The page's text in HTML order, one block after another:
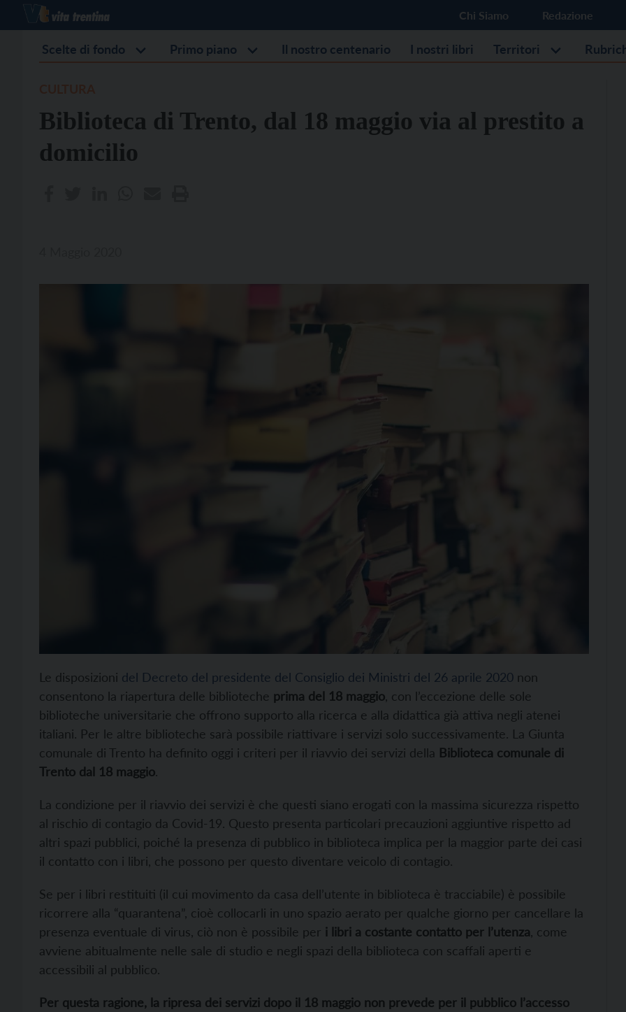
Chi Siamo Redazione
Scelte di fondo Primo piano Il nostro centenario I nostri libri Territori
Biblioteca di Trento, dal 18 maggio via al prestito a
domicilio
Le disposizioni del Decreto del presidente del Consiglio dei Ministri del 26 aprile 2020 non
consentono la riapertura delle biblioteche prima del 18 maggio , con l’eccezione delle sole
biblioteche universitarie che offrono supporto alla ricerca e alla didattica già attiva negli atenei
italiani. Per le altre biblioteche sarà possibile riattivare i servizi solo successivamente. La Giunta
comunale di Trento ha definito oggi i criteri per il riavvio dei servizi della Biblioteca comunale di
Trento dal 18 maggio.
La condizione per il riavvio dei servizi è che questi siano erogati con la massima sicurezza rispetto
al rischio di contagio da Covid-19. Questo presenta particolari precauzioni aggiuntive rispetto ad
altri spazi pubblici, poiché la presenza di pubblico in biblioteca implica per la maggior parte dei casi
il contatto con i libri, che possono per questo diventare veicolo di contagio.
Se per i libri restituiti (il cui movimento da casa dell’utente in biblioteca è tracciabile) è possibile
ricorrere alla “quarantena”, cioè collocarli in uno spazio aerato per qualche giorno per cancellare la
presenza eventuale di virus, ciò non è possibile per i libri a costante contatto per l’utenza , come
avviene abitualmente nelle sale di studio e negli spazi della biblioteca con scaffali aperti e
accessibili al pubblico.
Per questa ragione, la ripresa dei servizi dopo il 18 maggio non prevede per il pubblico l’accesso